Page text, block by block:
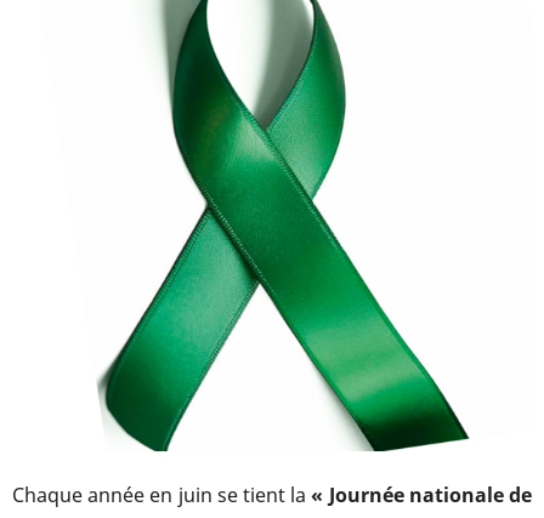
Chaque année en juin se tient la« Journée nationale de